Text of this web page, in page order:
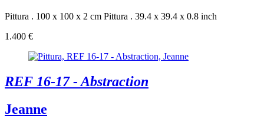
Pittura . 100 x 100 x 2 cm Pittura . 39.4 x 39.4 x 0.8 inch
1.400 €
REF 16-17 - Abstraction
Jeanne